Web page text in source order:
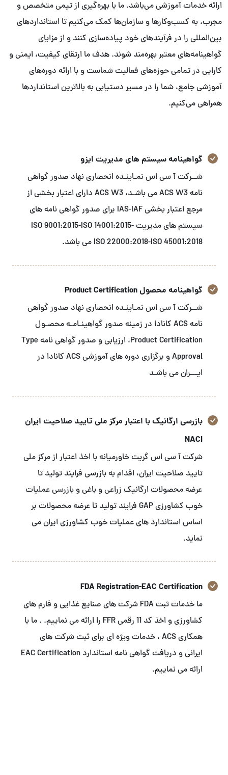
ارائه خدمات آموزشی می‌باشد. ما با بهره‌گیری از تیمی متخصص و
مجرب، به کسب‌وکارها و سازمان‌ها کمک می‌کنیم تا استانداردهای
بین‌المللی را در فرآیندهای خود پیاده‌سازی کنند و از مزایای
گواهینامه‌های معتبر بهره‌مند شوند. هدف ما ارتقای کیفیت، ایمنی و
کارایی در تمامی حوزه‌های فعالیت شماست و با ارائه دوره‌های
آموزشی جامع، شما را در مسیر دستیابی به بالاترین استانداردها
همراهی می‌کنیم.
گواهینامه سیستم های مدیریت ایزو
شــرکت آ سی اس نمـاینـده انحصاری نهاد صدور گواهی
نامه ACS W3 می باشـد، ACS W3 دارای اعتبار بخشی از
مرجع اعتبار بخشی IAS-IAF برای صدور گواهی نامه های
سیستم های مدیریت ISO 9001:2015-ISO 14001:2015-
ISO 22000:2018-ISO 45001:2018 می باشد.
گواهینامه محصول Product Certification
شــرکت آ سی اس نمـاینـده انحصاری نهاد صدور گواهی
نامه ACS کانادا در زمینه صدور گواهینـامـه محصـول
Product Certification، ارزیابی و صدور گواهی نامه Type
Approval و برگزاری دوره های آموزشی ACS کانادا در
ایـــران می باشـد
بازرسی ارگانیک با اعتبار مرکز ملی تایید صلاحیت ایران
NACI
شرکت آ سی اس گریت خاورمیانه با اخذ اعتبار از مرکز ملی
تایید صلاحیت ایران، اقدام به بازرسی فرایند تولید تا
عرضه محصولات ارگانیک زراعی و باغی و بازرسی عملیات
خوب کشاورزی GAP فرایند تولید تا عرضه محصولات بر
اساس استاندارد های عملیات خوب کشاورزی ایران می
نماید.
FDA Registration-EAC Certification
ما خدمات ثبت FDA شرکت های صنایع غذایی و فارم های
کشاورزی و اخذ کد 11 رقمی FFR را ارائه می نماییم. . ما با
همکاری ACS ، خدمات ویژه ای برای ثبت شرکت های
ایرانی و دریافت گواهی نامه استاندارد EAC Certification
ارائه می نماییم.